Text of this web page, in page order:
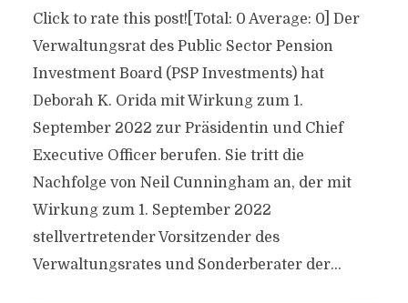
Click to rate this post![Total: 0 Average: 0] Der
Verwaltungsrat des Public Sector Pension
Investment Board (PSP Investments) hat
Deborah K. Orida mit Wirkung zum 1.
September 2022 zur Präsidentin und Chief
Executive Officer berufen. Sie tritt die
Nachfolge von Neil Cunningham an, der mit
Wirkung zum 1. September 2022
stellvertretender Vorsitzender des
Verwaltungsrates und Sonderberater der...